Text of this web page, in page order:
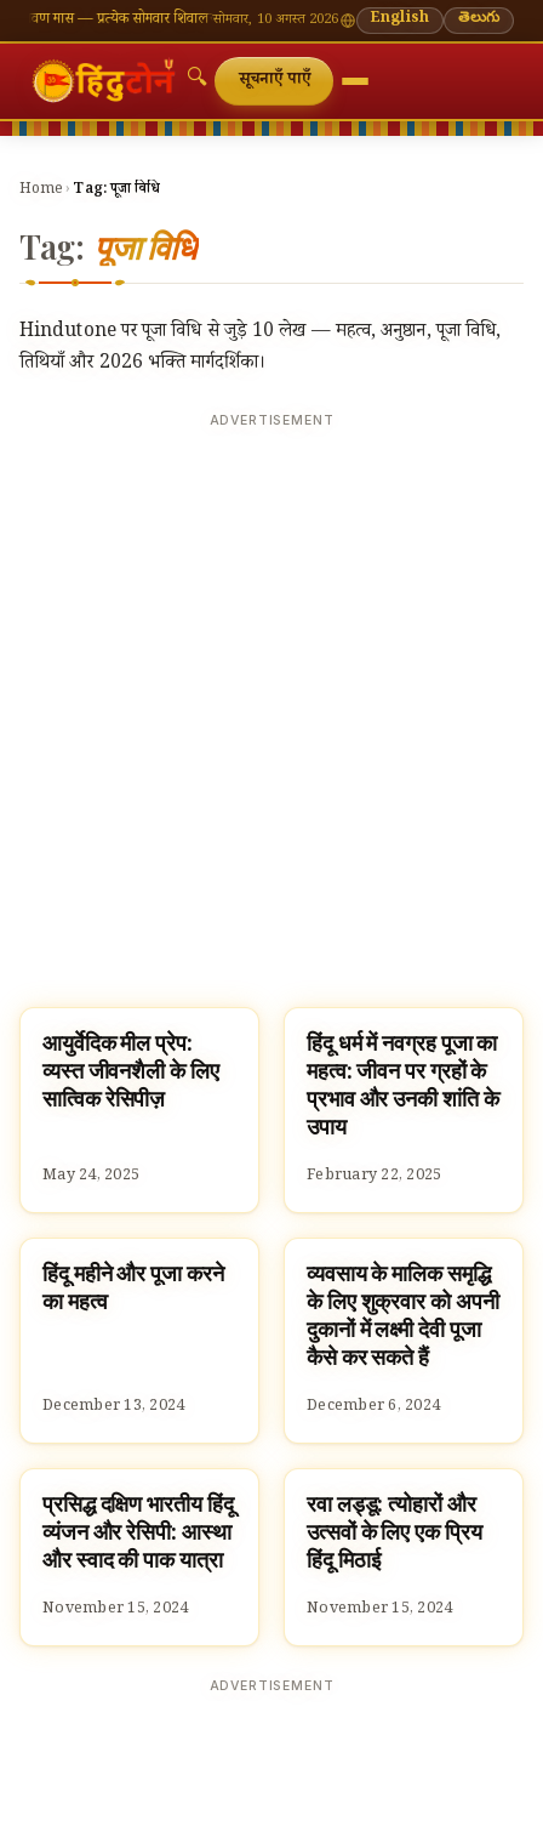
मास — प्रत्येक सोमवार शिवालय दर्शन का महत्व🌸 गणेश चतुर्थी — भाद्रपद शुक्ल चतुर्थी⛩ काशी
सोमवार, 10 अगस्त 2026 English తెలుగు
🔍 सूचनाएँ पाएँ
Home › Tag:पूजा विधि
Tag: पूजा विधि
Hindutone पर पूजा विधि से जुड़े 10 लेख — महत्व, अनुष्ठान, पूजा विधि,
तिथियाँ और 2026 भक्ति मार्गदर्शिका।
ADVERTISEMENT
RECIPES
आयुर्वेदिक मील प्रेप:
व्यस्त जीवनशैली के लिए
सात्विक रेसिपीज़
May 24, 2025
HINDUISM
हिंदू धर्म में नवग्रह पूजा का
महत्व: जीवन पर ग्रहों के
प्रभाव और उनकी शांति के
उपाय
February 22, 2025
CULTURE
हिंदू महीने और पूजा करने
का महत्व
December 13, 2024
TRADITIONS
व्यवसाय के मालिक समृद्धि
के लिए शुक्रवार को अपनी
दुकानों में लक्ष्मी देवी पूजा
कैसे कर सकते हैं
December 6, 2024
RECIPES
प्रसिद्ध दक्षिण भारतीय हिंदू
व्यंजन और रेसिपी: आस्था
और स्वाद की पाक यात्रा
November 15, 2024
RECIPES
रवा लड्डू: त्योहारों और
उत्सवों के लिए एक प्रिय
हिंदू मिठाई
November 15, 2024
ADVERTISEMENT